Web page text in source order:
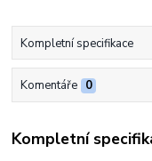
Kompletní specifikace
Komentáře 0
Kompletní